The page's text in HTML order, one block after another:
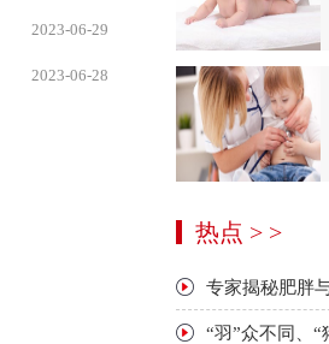
2023-06-29
2023-06-28
热点 > >
专家揭秘肥胖
“羽”众不同、